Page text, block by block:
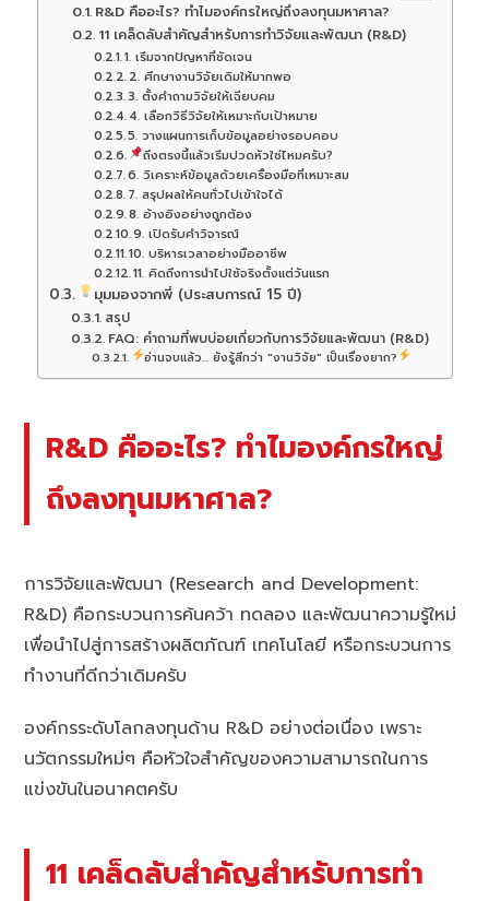
R&D คืออะไร? ทำไมองค์กรใหญ่ถึงลงทุนมหาศาล?
11 เคล็ดลับสำคัญสำหรับการทำวิจัยและพัฒนา (R&D)
1. เริ่มจากปัญหาที่ชัดเจน
2. ศึกษางานวิจัยเดิมให้มากพอ
3. ตั้งคำถามวิจัยให้เฉียบคม
4. เลือกวิธีวิจัยให้เหมาะกับเป้าหมาย
5. วางแผนการเก็บข้อมูลอย่างรอบคอบ
ถึงตรงนี้แล้วเริ่มปวดหัวใช่ไหมครับ?
6. วิเคราะห์ข้อมูลด้วยเครื่องมือที่เหมาะสม
7. สรุปผลให้คนทั่วไปเข้าใจได้
8. อ้างอิงอย่างถูกต้อง
9. เปิดรับคำวิจารณ์
10. บริหารเวลาอย่างมืออาชีพ
11. คิดถึงการนำไปใช้จริงตั้งแต่วันแรก
มุมมองจากพี่ (ประสบการณ์ 15 ปี)
สรุป
FAQ: คำถามที่พบบ่อยเกี่ยวกับการวิจัยและพัฒนา (R&D)
อ่านจบแล้ว... ยังรู้สึกว่า "งานวิจัย" เป็นเรื่องยาก?
R&D คืออะไร? ทำไมองค์กรใหญ่
ถึงลงทุนมหาศาล?
การวิจัยและพัฒนา (Research and Development:
R&D) คือกระบวนการค้นคว้า ทดลอง และพัฒนาความรู้ใหม่
เพื่อนำไปสู่การสร้างผลิตภัณฑ์ เทคโนโลยี หรือกระบวนการ
ทำงานที่ดีกว่าเดิมครับ
องค์กรระดับโลกลงทุนด้าน R&D อย่างต่อเนื่อง เพราะ
นวัตกรรมใหม่ๆ คือหัวใจสำคัญของความสามารถในการ
แข่งขันในอนาคตครับ
11 เคล็ดลับสำคัญสำหรับการทำ